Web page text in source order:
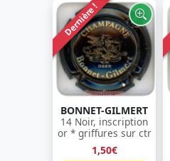
Dernière !
BONNET-GILMERT
14 Noir, inscription
or * griffures sur ctr
1,50€